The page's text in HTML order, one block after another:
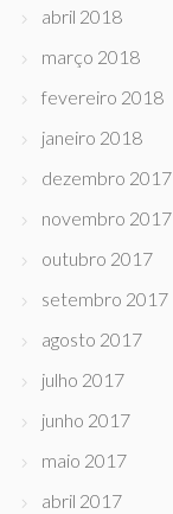
abril 2018
março 2018
fevereiro 2018
janeiro 2018
dezembro 2017
novembro 2017
outubro 2017
setembro 2017
agosto 2017
julho 2017
junho 2017
maio 2017
abril 2017